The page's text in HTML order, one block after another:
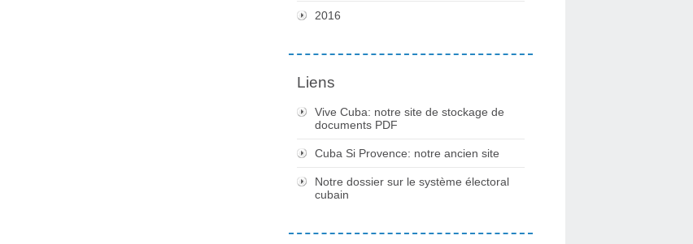
2016
Liens
Vive Cuba: notre site de stockage de
documents PDF
Cuba Si Provence: notre ancien site
Notre dossier sur le système électoral
cubain